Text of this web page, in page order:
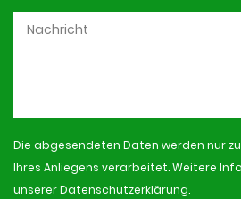
Die abgesendeten Daten werden nur
Ihres Anliegens verarbeitet. Weitere
unsererDatenschutzerklärung.